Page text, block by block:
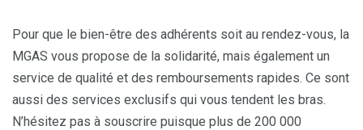
Pour que le bien-être des adhérents soit au rendez-vous, la
MGAS vous propose de la solidarité, mais également un
service de qualité et des remboursements rapides. Ce sont
aussi des services exclusifs qui vous tendent les bras.
N’hésitez pas à souscrire puisque plus de 200 000